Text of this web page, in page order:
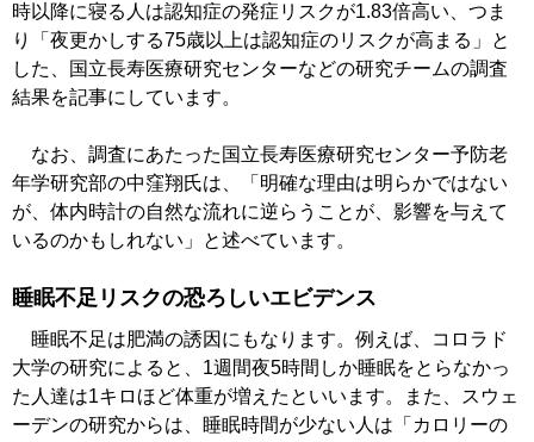
時以降に寝る人は認知症の発症リスクが1.83倍高い、つま
り「夜更かしする75歳以上は認知症のリスクが高まる」と
した、国立長寿医療研究センターなどの研究チームの調査
結果を記事にしています。
なお、調査にあたった国立長寿医療研究センター予防老
年学研究部の中窪翔氏は、「明確な理由は明らかではない
が、体内時計の自然な流れに逆らうことが、影響を与えて
いるのかもしれない」と述べています。
睡眠不足リスクの恐ろしいエビデンス
睡眠不足は肥満の誘因にもなります。例えば、コロラド
大学の研究によると、1週間夜5時間しか睡眠をとらなかっ
た人達は1キロほど体重が増えたといいます。また、スウェ
ーデンの研究からは、睡眠時間が少ない人は「カロリーの